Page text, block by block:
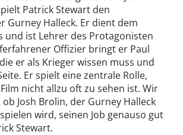
Patrick Stewart den
Gurney Halleck. Er dient dem
und ist Lehrer des Protagonisten
Offizier bringt er Paul
er als Krieger wissen muss und
Er spielt eine zentrale Rolle,
nicht allzu oft zu sehen ist. Wir
Josh Brolin, der Gurney Halleck
wird, seinen Job genauso gut
Stewart.